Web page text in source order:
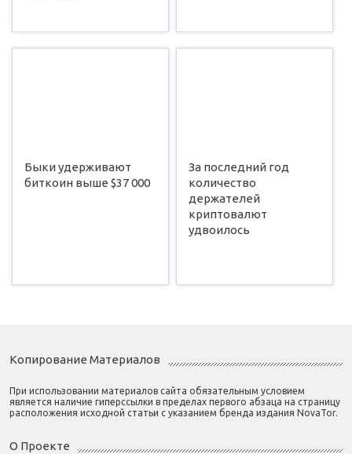
Быки удерживают
биткоин выше $37 000
За последний год
количество
держателей
криптовалют
удвоилось
Копирование Материалов
При использовании материалов сайта обязательным условием
является наличие гиперссылки в пределах первого абзаца на страницу
расположения исходной статьи с указанием бренда издания NovaTor.
О Проекте